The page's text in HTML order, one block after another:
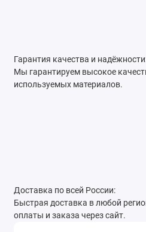
Гарантия качества и
Мы гарантируем высокое
используемых материалов.
Доставка по всей России:
Быстрая доставка в любой
оплаты и заказа через сайт.